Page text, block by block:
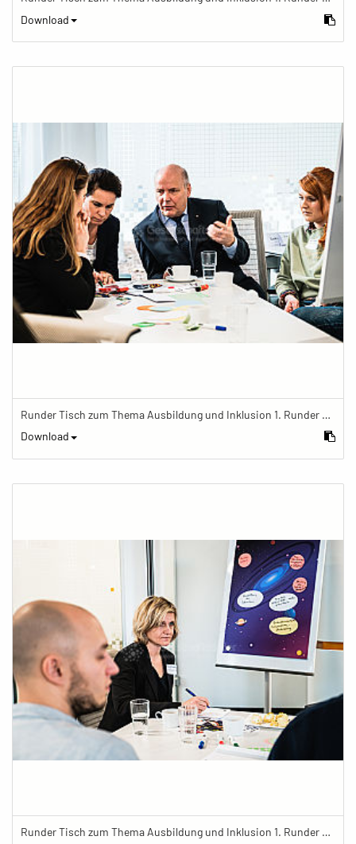
Download
Runder Tisch zum Thema Ausbildung und Inklusion 1. Runder Tisch zu Ausbildung und Inklusion von JOBinklusive
Download
Runder Tisch zum Thema Ausbildung und Inklusion 1. Runder Tisch zu Ausbildung und Inklusion von JOBinklusive